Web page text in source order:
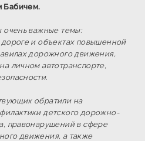
Бабичем.
очень важные темы:
и объектах повышенной
дорожного движения,
личном автотранспорте,
обратили на
детского дорожно-
правонарушений в сфере
движения, а также